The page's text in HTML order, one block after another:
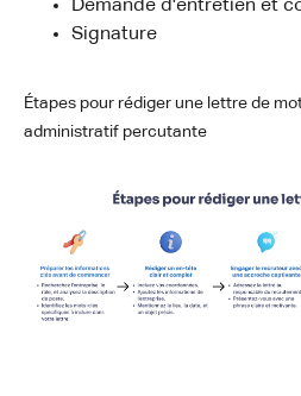
Demande d'entretien et
Signature
Étapes pour rédiger une lettre de
administratif percutante